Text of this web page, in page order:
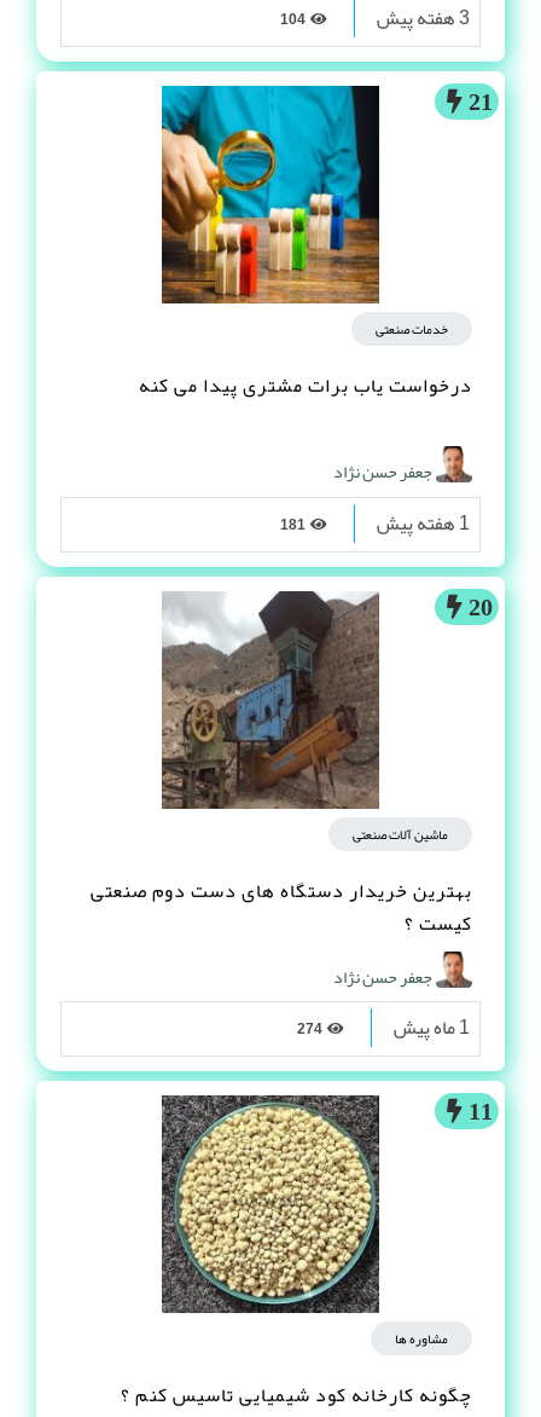
3 هفته پیش
21
خدمات صنعتی
درخواست یاب برات مشتری پیدا می کنه
جعفر حسن نژاد
1 هفته پیش
20
ماشین آلات صنعتی
بهترین خریدار دستگاه های دست دوم صنعتی
کیست ؟
جعفر حسن نژاد
1 ماه پیش
11
مشاوره ها
چگونه کارخانه کود شیمیایی تاسیس کنم ؟